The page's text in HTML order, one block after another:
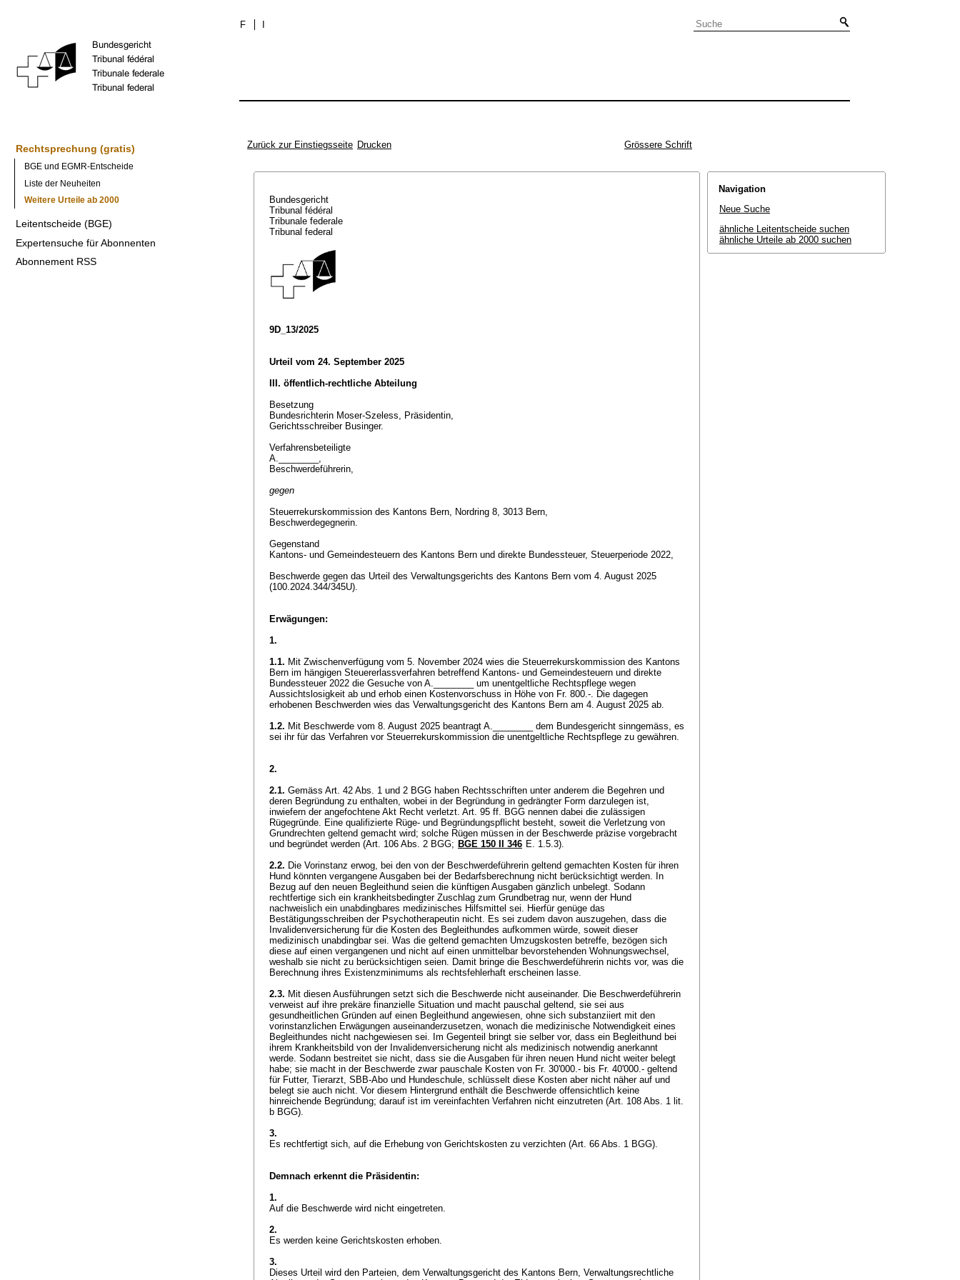
F
Rechtsprechung (gratis)
BGE und EGMR-Entscheide
Liste der Neuheiten
Weitere Urteile ab 2000
Leitentscheide (BGE)
Expertensuche für Abonnenten
Abonnement RSS
Zurück zur Einstiegsseite Drucken Grössere Schrift
Bundesgericht
Tribunal fédéral
Tribunale federale
Tribunal federal
9D_13/2025
Urteil vom 24. September 2025
III. öffentlich-rechtliche Abteilung
Besetzung
Bundesrichterin Moser-Szeless, Präsidentin,
Gerichtsschreiber Businger.
Verfahrensbeteiligte
A.________,
Beschwerdeführerin,
gegen
Steuerrekurskommission des Kantons Bern, Nordring 8, 3013 Bern,
Beschwerdegegnerin.
Gegenstand
Kantons- und Gemeindesteuern des Kantons Bern und direkte Bundessteuer, Steuerperiode 2022,
Beschwerde gegen das Urteil des Verwaltungsgerichts des Kantons Bern vom 4. August 2025
(100.2024.344/345U).
Erwägungen:
1.
1.1. Mit Zwischenverfügung vom 5. November 2024 wies die Steuerrekurskommission des Kantons
Bern im hängigen Steuererlassverfahren betreffend Kantons- und Gemeindesteuern und direkte
Bundessteuer 2022 die Gesuche von A.________ um unentgeltliche Rechtspflege wegen
Aussichtslosigkeit ab und erhob einen Kostenvorschuss in Höhe von Fr. 800.-. Die dagegen
erhobenen Beschwerden wies das Verwaltungsgericht des Kantons Bern am 4. August 2025 ab.
1.2. Mit Beschwerde vom 8. August 2025 beantragt A.________ dem Bundesgericht sinngemäss, es
sei ihr für das Verfahren vor Steuerrekurskommission die unentgeltliche Rechtspflege zu gewähren.
2.
2.1. Gemäss Art. 42 Abs. 1 und 2 BGG haben Rechtsschriften unter anderem die Begehren und
deren Begründung zu enthalten, wobei in der Begründung in gedrängter Form darzulegen ist,
inwiefern der angefochtene Akt Recht verletzt. Art. 95 ff. BGG nennen dabei die zulässigen
Rügegründe. Eine qualifizierte Rüge- und Begründungspflicht besteht, soweit die Verletzung von
Grundrechten geltend gemacht wird; solche Rügen müssen in der Beschwerde präzise vorgebracht
und begründet werden (Art. 106 Abs. 2 BGG; BGE 150 II 346 E. 1.5.3).
2.2. Die Vorinstanz erwog, bei den von der Beschwerdeführerin geltend gemachten Kosten für ihren
Hund könnten vergangene Ausgaben bei der Bedarfsberechnung nicht berücksichtigt werden. In
Bezug auf den neuen Begleithund seien die künftigen Ausgaben gänzlich unbelegt. Sodann
rechtfertige sich ein krankheitsbedingter Zuschlag zum Grundbetrag nur, wenn der Hund
nachweislich ein unabdingbares medizinisches Hilfsmittel sei. Hierfür genüge das
Bestätigungsschreiben der Psychotherapeutin nicht. Es sei zudem davon auszugehen, dass die
Invalidenversicherung für die Kosten des Begleithundes aufkommen würde, soweit dieser
medizinisch unabdingbar sei. Was die geltend gemachten Umzugskosten betreffe, bezögen sich
diese auf einen vergangenen und nicht auf einen unmittelbar bevorstehenden Wohnungswechsel,
weshalb sie nicht zu berücksichtigen seien. Damit bringe die Beschwerdeführerin nichts vor, was die
Berechnung ihres Existenzminimums als rechtsfehlerhaft erscheinen lasse.
2.3. Mit diesen Ausführungen setzt sich die Beschwerde nicht auseinander. Die Beschwerdeführerin
verweist auf ihre prekäre finanzielle Situation und macht pauschal geltend, sie sei aus
gesundheitlichen Gründen auf einen Begleithund angewiesen, ohne sich substanziiert mit den
vorinstanzlichen Erwägungen auseinanderzusetzen, wonach die medizinische Notwendigkeit eines
Begleithundes nicht nachgewiesen sei. Im Gegenteil bringt sie selber vor, dass ein Begleithund bei
ihrem Krankheitsbild von der Invalidenversicherung nicht als medizinisch notwendig anerkannt
werde. Sodann bestreitet sie nicht, dass sie die Ausgaben für ihren neuen Hund nicht weiter belegt
habe; sie macht in der Beschwerde zwar pauschale Kosten von Fr. 30'000.- bis Fr. 40'000.- geltend
für Futter, Tierarzt, SBB-Abo und Hundeschule, schlüsselt diese Kosten aber nicht näher auf und
belegt sie auch nicht. Vor diesem Hintergrund enthält die Beschwerde offensichtlich keine
hinreichende Begründung; darauf ist im vereinfachten Verfahren nicht einzutreten (Art. 108 Abs. 1 lit.
b BGG).
3.
Es rechtfertigt sich, auf die Erhebung von Gerichtskosten zu verzichten (Art. 66 Abs. 1 BGG).
Demnach erkennt die Präsidentin:
1.
Auf die Beschwerde wird nicht eingetreten.
2.
Es werden keine Gerichtskosten erhoben.
3.
Dieses Urteil wird den Parteien, dem Verwaltungsgericht des Kantons Bern, Verwaltungsrechtliche
Navigation
Neue Suche
ähnliche Leitentscheide suchen
ähnliche Urteile ab 2000 suchen